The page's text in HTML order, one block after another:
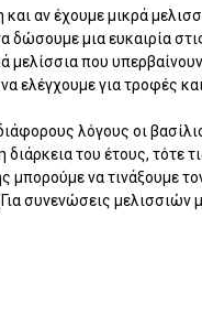
αν έχουμε μικρά
μια ευκαιρία
μελίσσια που
ελέγχουμε για τροφές
λόγους οι
του έτους, τότε
μπορούμε να τινάξουμε
συνενώσεις μελισσιών